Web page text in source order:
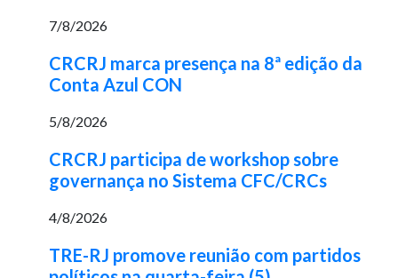
7/8/2026
CRCRJ marca presença na 8ª edição da
Conta Azul CON
5/8/2026
CRCRJ participa de workshop sobre
governança no Sistema CFC/CRCs
4/8/2026
TRE-RJ promove reunião com partidos